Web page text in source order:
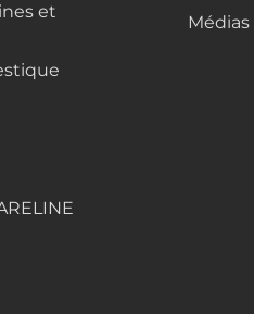
et
Médias